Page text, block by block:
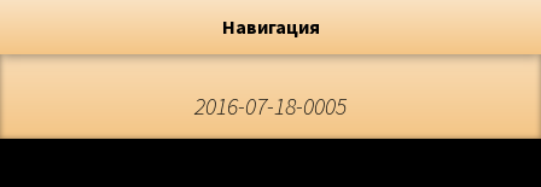
Флёрова Елена Николаевна
Художник, Официальный сайт
Навигация
2016-07-18-0005